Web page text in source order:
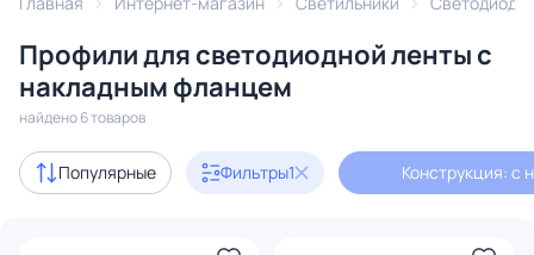
Профили для светодиодной ленты с
накладным фланцем
найдено 6 товаров
Популярные Фильтры1 Конструкция: с
встраиваемые с накладным фланцем со скрытым
В наличии 6
Цена